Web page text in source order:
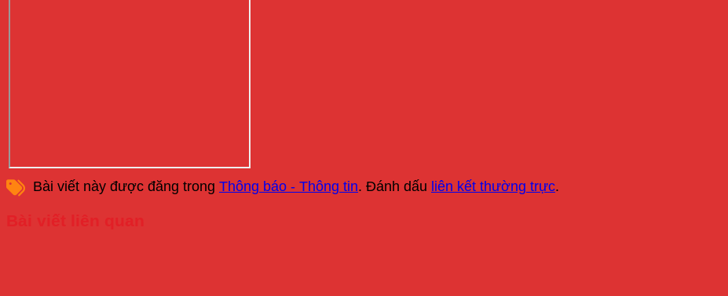
Bài viết này được đăng trong Thông báo - Thông tin. Đánh dấu liên kết thường trực.